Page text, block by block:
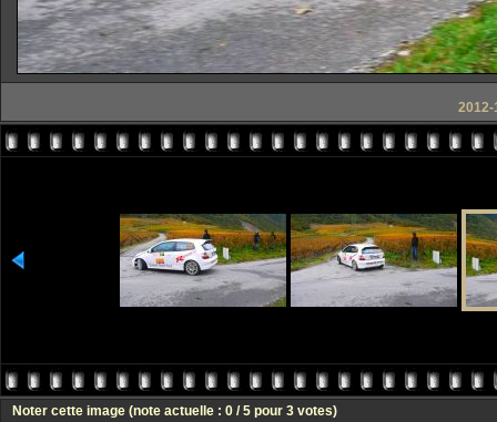
2012-
Noter cette image (note actuelle : 0 / 5 pour 3 votes)